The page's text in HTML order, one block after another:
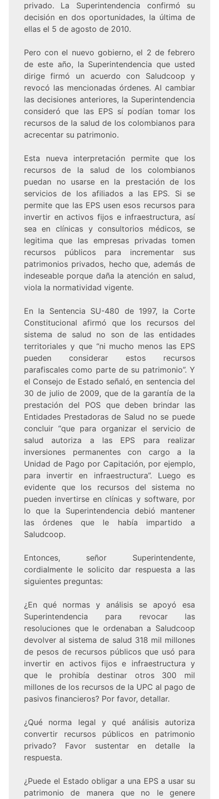
privado. La Superintendencia confirmó su
decisión en dos oportunidades, la última de
ellas el 5 de agosto de 2010.
Pero con el nuevo gobierno, el 2 de febrero
de este año, la Superintendencia que usted
dirige firmó un acuerdo con Saludcoop y
revocó las mencionadas órdenes. Al cambiar
las decisiones anteriores, la Superintendencia
consideró que las EPS sí podían tomar los
recursos de la salud de los colombianos para
acrecentar su patrimonio.
Esta nueva interpretación permite que los
recursos de la salud de los colombianos
puedan no usarse en la prestación de los
servicios de los afiliados a las EPS. Si se
permite que las EPS usen esos recursos para
invertir en activos fijos e infraestructura, así
sea en clínicas y consultorios médicos, se
legitima que las empresas privadas tomen
recursos públicos para incrementar sus
patrimonios privados, hecho que, además de
indeseable porque daña la atención en salud,
viola la normatividad vigente.
En la Sentencia SU-480 de 1997, la Corte
Constitucional afirmó que los recursos del
sistema de salud no son de las entidades
territoriales y que “ni mucho menos las EPS
pueden considerar estos recursos
parafiscales como parte de su patrimonio”. Y
el Consejo de Estado señaló, en sentencia del
30 de julio de 2009, que de la garantía de la
prestación del POS que deben brindar las
Entidades Prestadoras de Salud no se puede
concluir “que para organizar el servicio de
salud autoriza a las EPS para realizar
inversiones permanentes con cargo a la
Unidad de Pago por Capitación, por ejemplo,
para invertir en infraestructura”. Luego es
evidente que los recursos del sistema no
pueden invertirse en clínicas y software, por
lo que la Superintendencia debió mantener
las órdenes que le había impartido a
Saludcoop.
Entonces, señor Superintendente,
cordialmente le solicito dar respuesta a las
siguientes preguntas:
¿En qué normas y análisis se apoyó esa
Superintendencia para revocar las
resoluciones que le ordenaban a Saludcoop
devolver al sistema de salud 318 mil millones
de pesos de recursos públicos que usó para
invertir en activos fijos e infraestructura y
que le prohibía destinar otros 300 mil
millones de los recursos de la UPC al pago de
pasivos financieros? Por favor, detallar.
¿Qué norma legal y qué análisis autoriza
convertir recursos públicos en patrimonio
privado? Favor sustentar en detalle la
respuesta.
¿Puede el Estado obligar a una EPS a usar su
patrimonio de manera que no le genere